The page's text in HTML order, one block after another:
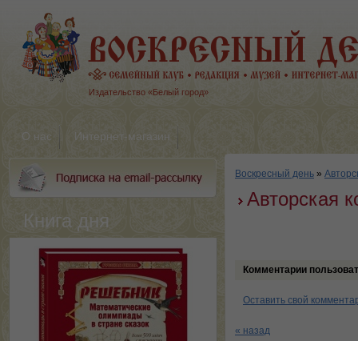
Издательство «Белый город»
О нас Интернет-магазин
Книга дня
Воскресный день »
Авторская
Комментарии
Оставить свой
« назад